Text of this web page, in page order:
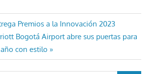
Premios a la Innovación 2023
Bogotá Airport abre sus puertas para
con estilo